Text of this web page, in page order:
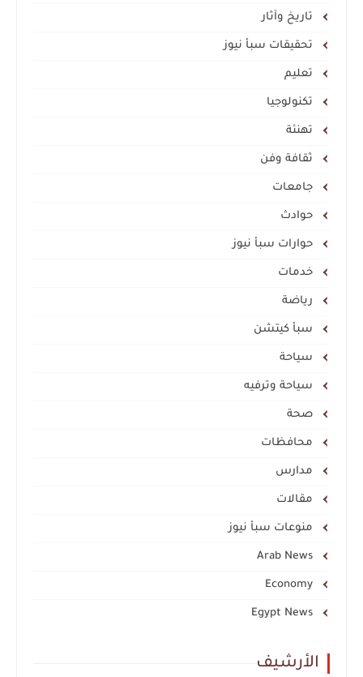
تاريخ وآثار
تحقيقات سبأ نيوز
تعليم
تكنولوجيا
تهنئة
ثقافة وفن
جامعات
حوادث
حوارات سبأ نيوز
خدمات
رياضة
سبأ كيتشن
سياحة
سياحة وترفيه
صحة
محافظات
مدارس
مقالات
منوعات سبأ نيوز
Arab News
Economy
Egypt News
الأرشيف